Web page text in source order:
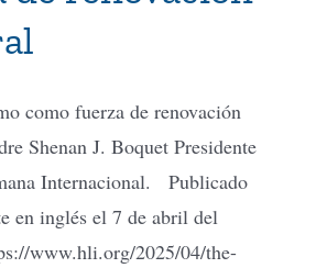
como fuerza de renovación
Shenan J. Boquet Presidente
Internacional. Publicado
en inglés el 7 de abril del
www.hli.org/2025/04/the-